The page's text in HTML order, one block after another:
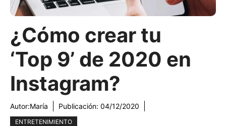
¿Cómo crear tu
‘Top 9’ de 2020 en
Instagram?
Autor:María Publicación: 04/12/2020
ENTRETENIMIENTO